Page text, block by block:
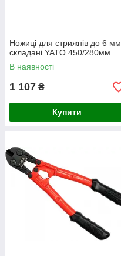
Ножиці для стрижнів до 6 мм
складані YATO 450/280мм
В наявності
1 107 ₴
Купити